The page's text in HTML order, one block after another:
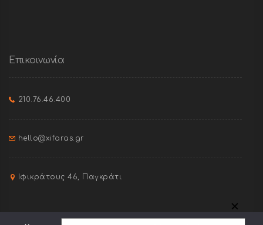
Επικοινωνία
210.76.46.400
hello@xifaras.gr
Ιφικράτους 46, Παγκράτι
✕